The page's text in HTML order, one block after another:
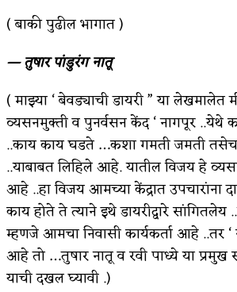
( बाकी पुढील भागात )
— तुषार पांडुरंग नातू
( माझ्या ‘ बेवड्याची डायरी ” या लेखमालेत
व्यसनमुक्ती व पुनर्वसन केंद ‘ नागपूर
..काय काय घडते …कशा गमती जमती
..याबाबत लिहिले आहे. यातील विजय हे
आहे ..हा विजय आमच्या केंद्रात उपचारांना
काय होते ते त्याने इथे डायरीद्वारे सांगितलेय
म्हणजे आमचा निवासी कार्यकर्ता आहे ..तर
आहे तो …तुषार नातू व रवी पाध्ये या
याची दखल घ्यावी .)